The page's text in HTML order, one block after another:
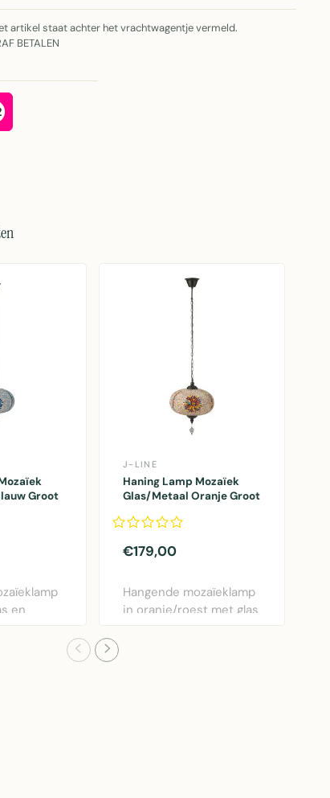
artikel staat achter het vrachtwagentje vermeld.
BETALEN
Groot
en
J-LINE
Haning Lamp Mozaïek
Glas/Metaal Oranje Groot
€179,00
Hangende mozaïeklamp
in oranje/roest met glas